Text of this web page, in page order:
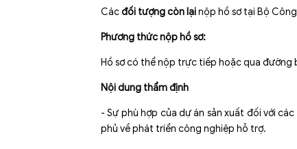
Cácđối tượng còn lạinộp hồ sơ tại Bộ
Phương thức nộp hồ sơ:
Hồ sơ có thể nộp trực tiếp hoặc qua
Nội dung thẩm định
- Sự phù hợp của dự án sản xuất đối với các
phủ về phát triển công nghiệp hỗ trợ.